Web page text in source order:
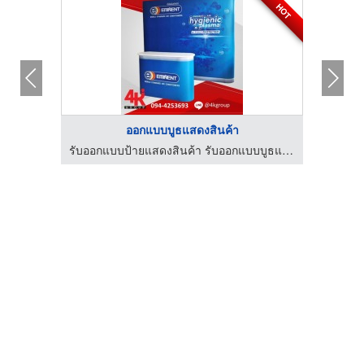
HOT
ออกแบบบูธแสดงสินค้า
รับออกแบบป้ายแสดงสินค้า รับออกแบบบูธแสดงสินค้า 4kgroup